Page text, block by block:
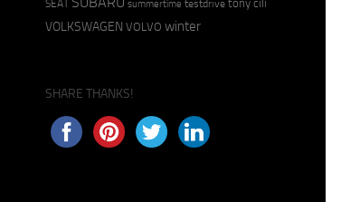
SEAT summertime testdrive tony cili
VOLKSWAGEN VOLVO winter
SHARE THANKS!